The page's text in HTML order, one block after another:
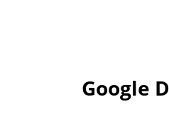
Google